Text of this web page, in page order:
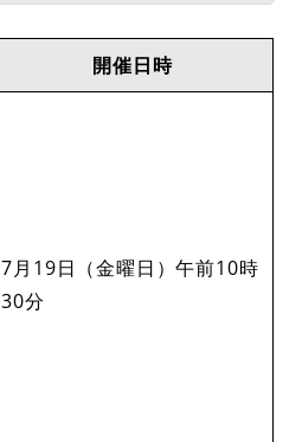
開催日時
7月19日（金曜日）午前10時
30分